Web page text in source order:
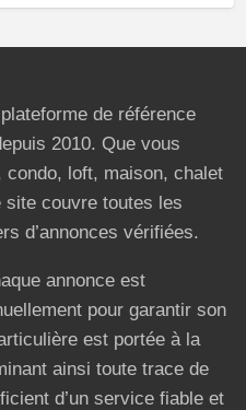
de référence
2010. Que vous
condo, loft, maison, chalet
site couvre toutes les
d’annonces vérifiées.
annonce est
pour garantir son
est portée à la
ainsi toute trace de
d’un service fiable et